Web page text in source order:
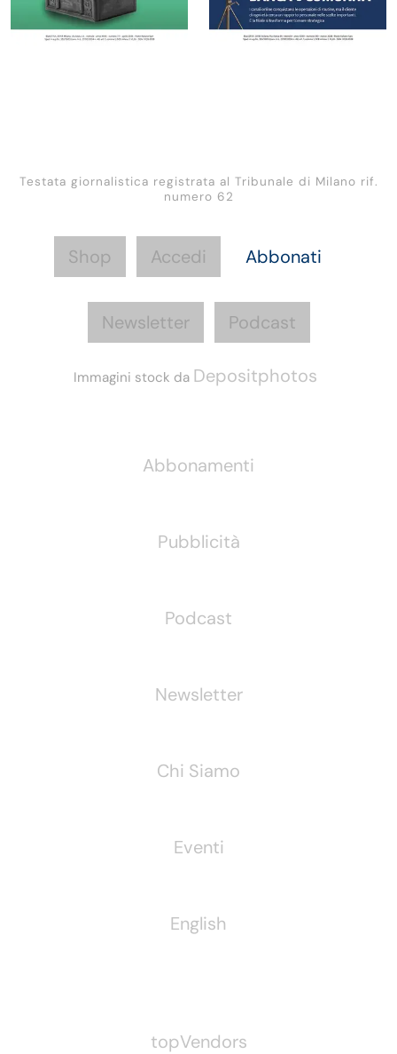
Testata giornalistica registrata al Tribunale di Milano rif.
numero 62
Shop Accedi Abbonati
Newsletter Podcast
Immagini stock da Depositphotos
Abbonamenti
Pubblicità
Podcast
Newsletter
Chi Siamo
Eventi
English
topVendors